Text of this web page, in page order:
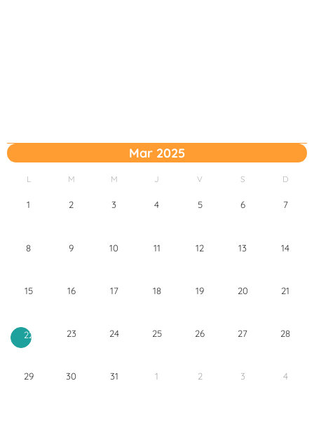
Mar 2025
L M M J V S D
1 2 3 4 5 6 7
8 9 10 11 12 13 14
15 16 17 18 19 20 21
22 23 24 25 26 27 28
29 30 31 1 2 3 4